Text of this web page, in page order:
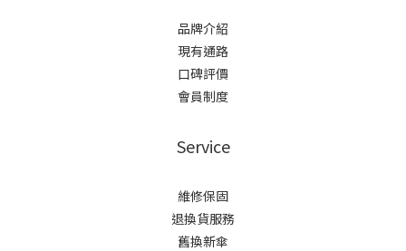
品牌介紹
現有通路
口碑評價
會員制度
Service
維修保固
退換貨服務
舊換新傘